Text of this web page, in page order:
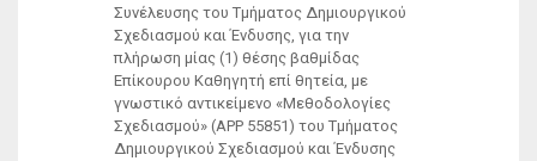
Συνέλευσης του Τμήματος Δημιουργικού
Σχεδιασμού και Ένδυσης, για την
πλήρωση μίας (1) θέσης βαθμίδας
Επίκουρου Καθηγητή επί θητεία, με
γνωστικό αντικείμενο «Μεθοδολογίες
Σχεδιασμού» (ΑΡΡ 55851) του Τμήματος
Δημιουργικού Σχεδιασμού και Ένδυσης